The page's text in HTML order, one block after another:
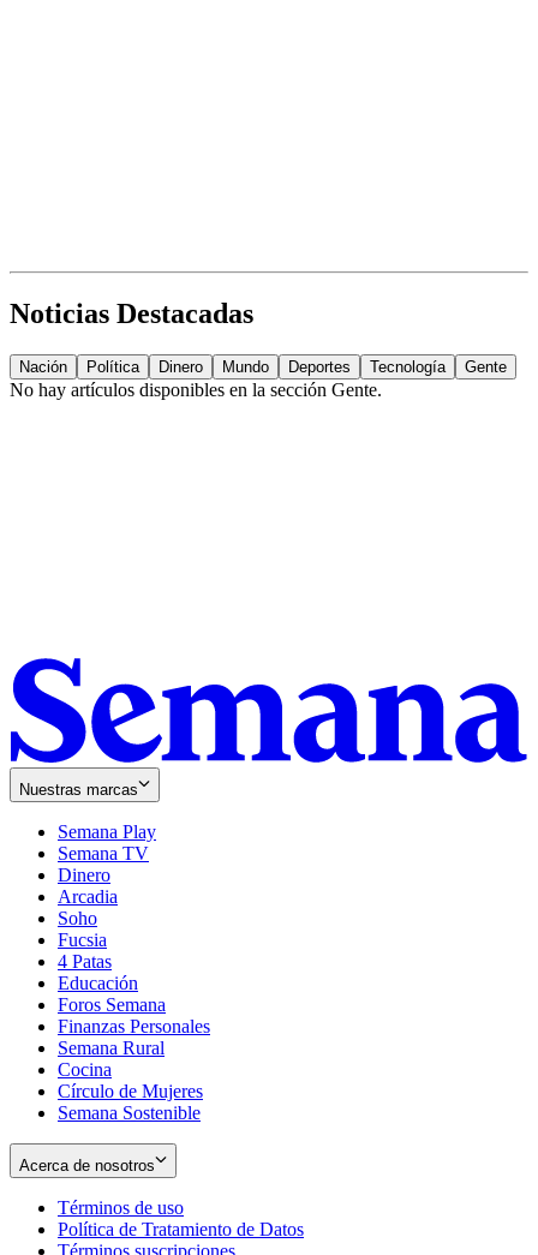
Noticias Destacadas
Nación Política Dinero Mundo Deportes Tecnología Gente
No hay artículos disponibles en la sección Gente.
Nuestras marcas
Semana Play
Semana TV
Dinero
Arcadia
Soho
in
new
window
Fucsia
in
new
window
4 Patas
Educación
Foros Semana
Finanzas Personales
Semana Rural
Cocina
Círculo de Mujeres
Semana Sostenible
Acerca de nosotros
Términos de uso
in
new
Política de Tratamiento de Datos
Términos suscripciones